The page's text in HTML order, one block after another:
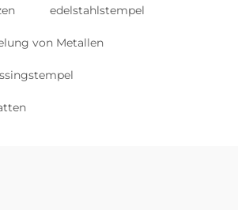
edelstahlstempel
von Metallen